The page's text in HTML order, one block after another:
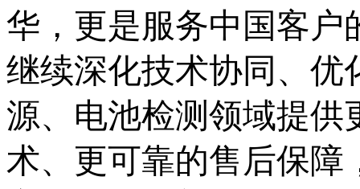
华，更是服务中国客户
继续深化技术协同、优
源、电池检测领域提供
术、更可靠的售后保障